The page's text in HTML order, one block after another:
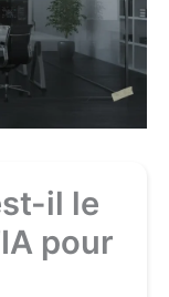
il le
pour